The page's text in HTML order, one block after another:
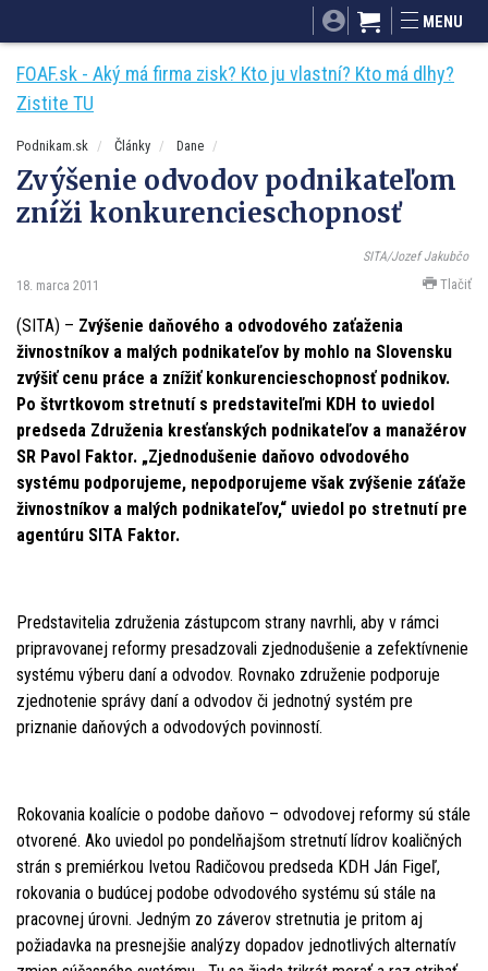
Mnamky-recepty.sk
MENU
FOAF.sk - Aký má firma zisk? Kto ju vlastní? Kto má dlhy?
Zistite TU
Podnikam.sk Články Dane
Zvýšenie odvodov podnikateľom
zníži konkurencieschopnosť
SITA/Jozef Jakubčo
18. marca 2011 Tlačiť
(SITA) – Zvýšenie daňového a odvodového zaťaženia
živnostníkov a malých podnikateľov by mohlo na Slovensku
zvýšiť cenu práce a znížiť konkurencieschopnosť podnikov.
Po štvrtkovom stretnutí s predstaviteľmi KDH to uviedol
predseda Združenia kresťanských podnikateľov a manažérov
SR Pavol Faktor. „Zjednodušenie daňovo odvodového
systému podporujeme, nepodporujeme však zvýšenie záťaže
živnostníkov a malých podnikateľov,“ uviedol po stretnutí pre
agentúru SITA Faktor.
Predstavitelia združenia zástupcom strany navrhli, aby v rámci
pripravovanej reformy presadzovali zjednodušenie a zefektívnenie
systému výberu daní a odvodov. Rovnako združenie podporuje
zjednotenie správy daní a odvodov či jednotný systém pre
priznanie daňových a odvodových povinností.
Rokovania koalície o podobe daňovo – odvodovej reformy sú stále
otvorené. Ako uviedol po pondelňajšom stretnutí lídrov koaličných
strán s premiérkou Ivetou Radičovou predseda KDH Ján Figeľ,
rokovania o budúcej podobe odvodového systému sú stále na
pracovnej úrovni. Jedným zo záverov stretnutia je pritom aj
požiadavka na presnejšie analýzy dopadov jednotlivých alternatív